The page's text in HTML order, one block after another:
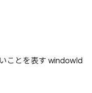
ことを表す windowId